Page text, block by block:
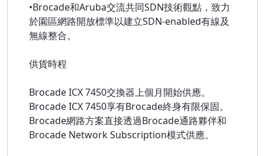
•Brocade和Aruba交流共同SDN技術觀點，致力
於園區網路開放標準以建立SDN-enabled有線及
無線整合。
供貨時程
Brocade ICX 7450交換器上個月開始供應。
Brocade ICX 7450享有Brocade終身有限保固。
Brocade網路方案直接透過Brocade通路夥伴和
Brocade Network Subscription模式供應。